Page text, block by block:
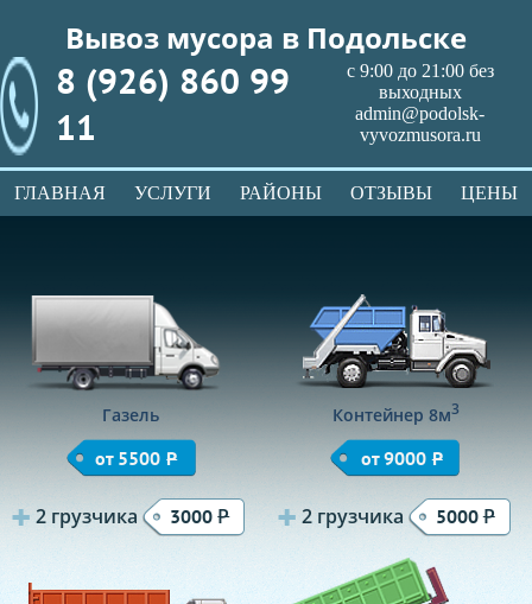
Вывоз мусора в Подольске
8 (926) 860 99
11
с 9:00 до 21:00 без
выходных
admin@podolsk-
vyvozmusora.ru
ГЛАВНАЯ УСЛУГИ РАЙОНЫ ОТЗЫВЫ ЦЕНЫ
Газель
от 5500 Р
2 грузчика 3000Р
Контейнер 8м3
от 9000 Р
2 грузчика 5000Р